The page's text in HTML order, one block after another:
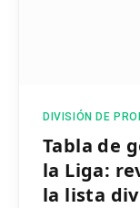
DIVISIÓN DE
Tabla de
la Liga:
la lista